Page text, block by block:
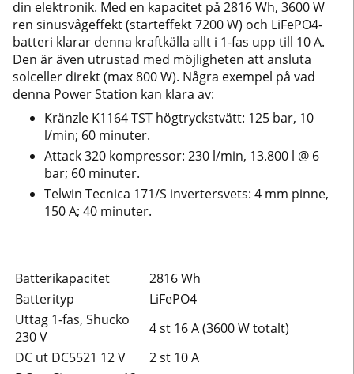
din elektronik. Med en kapacitet på 2816 Wh, 3600 W
ren sinusvågeffekt (starteffekt 7200 W) och LiFePO4-
batteri klarar denna kraftkälla allt i 1-fas upp till 10 A.
Den är även utrustad med möjligheten att ansluta
solceller direkt (max 800 W). Några exempel på vad
denna Power Station kan klara av:
Kränzle K1164 TST högtryckstvätt: 125 bar, 10
l/min; 60 minuter.
Attack 320 kompressor: 230 l/min, 13.800 l @ 6
bar; 60 minuter.
Telwin Tecnica 171/S invertersvets: 4 mm pinne,
150 A; 40 minuter.
Batterikapacitet
2816 Wh
Batterityp
LiFePO4
Uttag 1-fas, Shucko
230 V
4 st 16 A (3600 W totalt)
DC ut DC5521 12 V
2 st 10 A